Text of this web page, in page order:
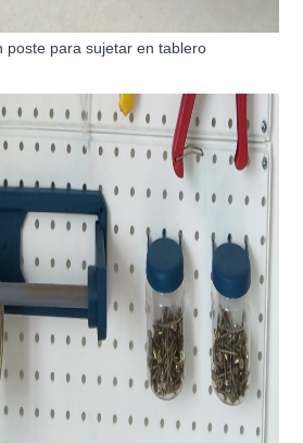
poste para sujetar en tablero